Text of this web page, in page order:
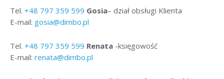
Tel. +48 797 359 599 Gosia– dział obsługi Klienta
E-mail: gosia@dimbo.pl
Tel. +48 797 359 599 Renata -księgowość
E-mail: renata@dimbo.pl